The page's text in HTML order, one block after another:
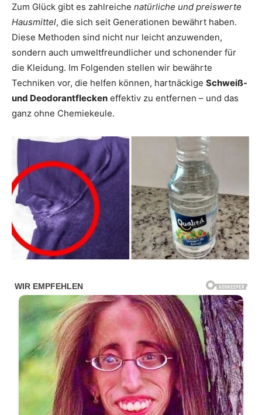
Zum Glück gibt es zahlreiche natürliche und preiswerte
Hausmittel, die sich seit Generationen bewährt haben.
Diese Methoden sind nicht nur leicht anzuwenden,
sondern auch umweltfreundlicher und schonender für
die Kleidung. Im Folgenden stellen wir bewährte
Techniken vor, die helfen können, hartnäckige Schweiß-
und Deodorantflecken effektiv zu entfernen – und das
ganz ohne Chemiekeule.